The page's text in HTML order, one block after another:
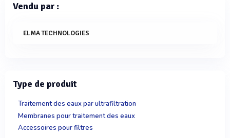
Vendu par :
ELMA TECHNOLOGIES
Type de produit
Traitement des eaux par ultrafiltration
Membranes pour traitement des eaux
Accessoires pour filtres